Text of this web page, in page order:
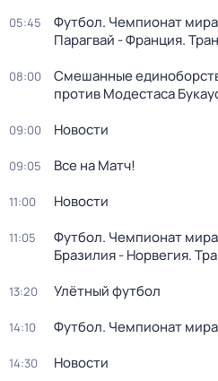
05:45
Футбол. Чемпионат
Парагвай - Франция.
08:00
Смешанные
против Модестаса
09:00 Новости
09:05 Все на Матч!
11:00 Новости
11:05
Футбол. Чемпионат
Бразилия - Норвегия.
13:20 Улётный футбол
14:10 Футбол. Чемпионат
14:30 Новости